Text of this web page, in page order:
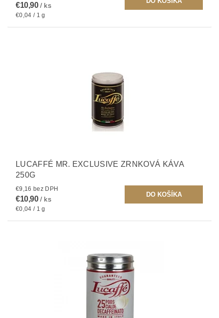
€10,90/ ks
€0,04 / 1 g
LUCAFFÉ MR. EXCLUSIVE ZRNKOVÁ KÁVA
250G
€9,16 bez DPH
€10,90/ ks
€0,04 / 1 g